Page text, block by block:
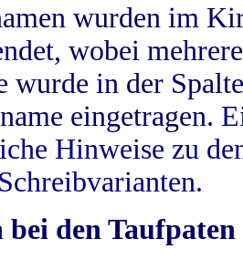
wurden im
wobei
wurde in der
eingetragen.
Hinweise zu
bei den Taufpaten